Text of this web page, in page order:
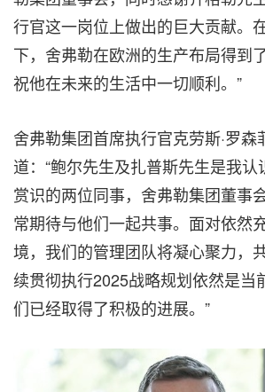
行官这一岗位上做出的巨大贡献。
下，舍弗勒在欧洲的生产布局得到
祝他在未来的生活中一切顺利。”
舍弗勒集团首席执行官克劳斯·罗森
道：“鲍尔先生及扎普斯先生是我
赏识的两位同事，舍弗勒集团董事
常期待与他们一起共事。面对依然
境，我们的管理团队将凝心聚力，
续贯彻执行2025战略规划依然是当
们已经取得了积极的进展。”